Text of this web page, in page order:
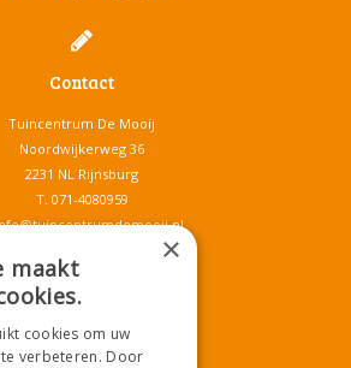
Contact
Tuincentrum De Mooij
Noordwijkerweg 36
2231 NL Rijnsburg
T. 071-4080959
onze App!
×
maakt
cookies om uw
verbeteren. Door